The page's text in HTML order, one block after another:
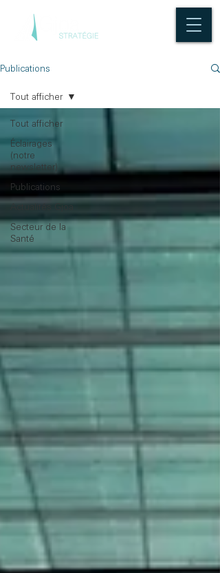
Publications
Tout afficher
Éclairages
(notre
newsletter)
Publications
Secteur de la
Santé
Tout afficher